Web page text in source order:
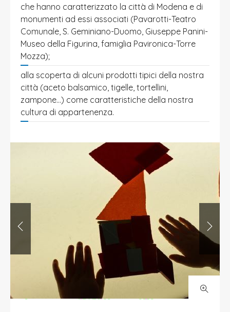
che hanno caratterizzato la città di Modena e di
monumenti ad essi associati (Pavarotti-Teatro
Comunale, S. Geminiano-Duomo, Giuseppe Panini-
Museo della Figurina, famiglia Pavironica-Torre
Mozza);
alla scoperta di alcuni prodotti tipici della nostra
città (aceto balsamico, tigelle, tortellini,
zampone...) come caratteristiche della nostra
cultura di appartenenza.